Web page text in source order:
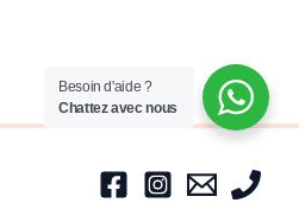
Besoin d'aide ?
Chattez avec nous